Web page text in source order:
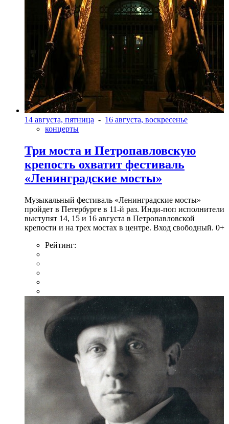
14 августа, пятница - 16 августа, воскресенье
концерты
Три моста и Петропавловскую
крепость охватит фестиваль
«Ленинградские мосты»
Музыкальный фестиваль «Ленинградские мосты»
пройдет в Петербурге в 11-й раз. Инди-поп исполнители
выступят 14, 15 и 16 августа в Петропавловской
крепости и на трех мостах в центре. Вход свободный. 0+
Рейтинг: